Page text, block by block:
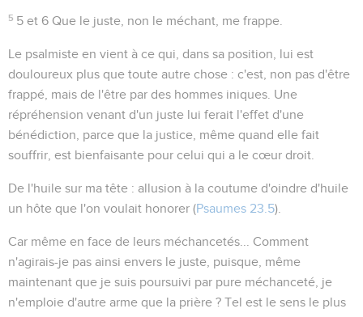
5 5 et 6 Que le juste, non le méchant, me frappe.
Le psalmiste en vient à ce qui, dans sa position, lui est
douloureux plus que toute autre chose : c'est, non pas d'être
frappé, mais de l'être par des hommes iniques. Une
répréhension venant d'un juste lui ferait l'effet d'une
bénédiction, parce que la justice, même quand elle fait
souffrir, est bienfaisante pour celui qui a le cœur droit.
De l'huile sur ma tête : allusion à la coutume d'oindre d'huile
un hôte que l'on voulait honorer (Psaumes 23.5).
Car même en face de leurs méchancetés...
Comment
n'agirais-je pas ainsi envers le juste, puisque, même
maintenant que je suis poursuivi par pure méchanceté, je
n'emploie d'autre arme que la prière ? Tel est le sens le plus